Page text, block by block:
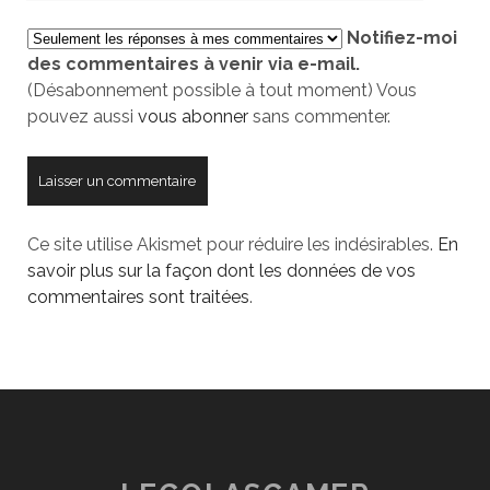
votre
site
Notifiez-moi
des commentaires à venir via e-mail.
(Désabonnement possible à tout moment) Vous
pouvez aussi vous abonnersans commenter.
Ce site utilise Akismet pour réduire les indésirables. En
savoir plus sur la façon dont les données de vos
commentaires sont traitées.